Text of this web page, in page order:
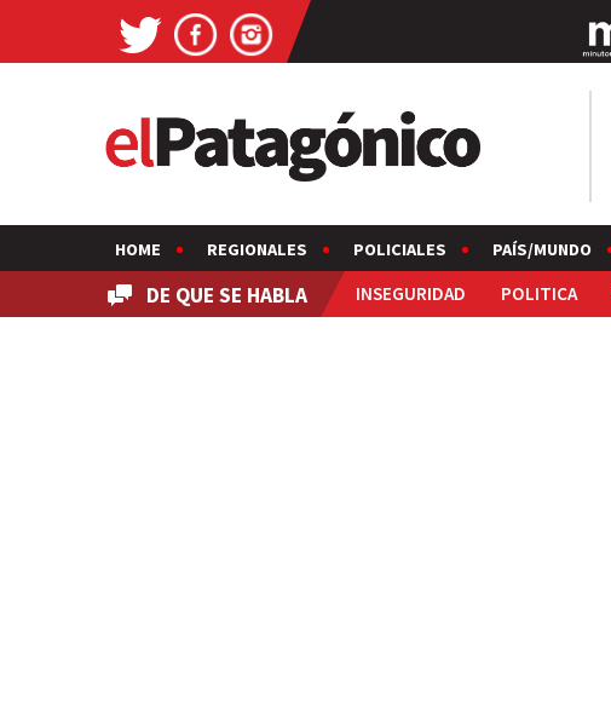
HOME REGIONALES POLICIALES PAÍS/MUNDO
DE QUE SE HABLA INSEGURIDAD POLITICA